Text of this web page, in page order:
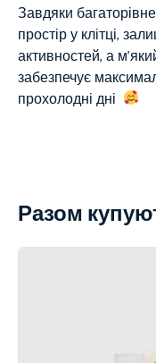
Завдяки
простір у клітці,
активностей, а
забезпечує
прохолодні дні
Разом